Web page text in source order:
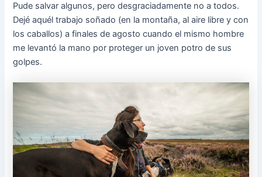
Pude salvar algunos, pero desgraciadamente no a todos.
Dejé aquél trabajo soñado (en la montaña, al aire libre y con
los caballos) a finales de agosto cuando el mismo hombre
me levantó la mano por proteger un joven potro de sus
golpes.